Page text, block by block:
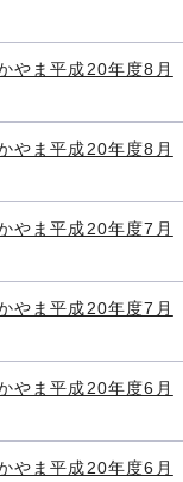
やま平成20年度8月
やま平成20年度8月
やま平成20年度7月
やま平成20年度7月
やま平成20年度6月
やま平成20年度6月